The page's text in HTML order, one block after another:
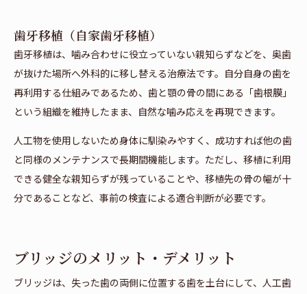
歯牙移植（自家歯牙移植）
歯牙移植は、噛み合わせに役立っていない親知らずなどを、奥歯
が抜けた場所へ外科的に移し替える治療法です。自分自身の歯を
再利用する仕組みであるため、歯と顎の骨の間にある「歯根膜」
という組織を維持したまま、自然な噛み応えを再現できます。
人工物を使用しないため身体に馴染みやすく、成功すれば他の歯
と同様のメンテナンスで長期間機能します。ただし、移植に利用
できる健全な親知らずが残っていることや、移植先の骨の幅が十
分であることなど、事前の検査による適合判断が必要です。
ブリッジのメリット・デメリット
ブリッジは、失った歯の両側に位置する歯を土台にして、人工歯